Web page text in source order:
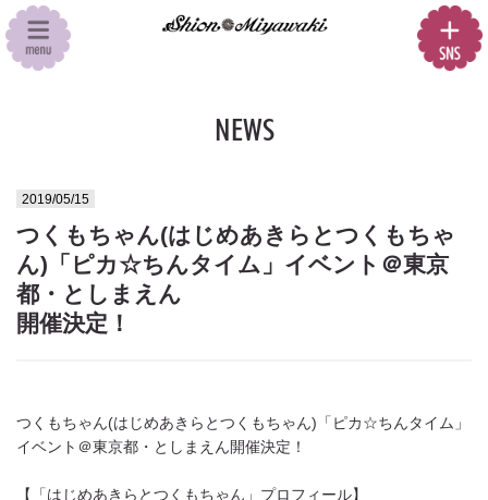
NEWS
2019/05/15
つくもちゃん(はじめあきらとつくもちゃ
ん)「ピカ☆ちんタイム」イベント＠東京
都・としまえん
開催決定！
つくもちゃん(はじめあきらとつくもちゃん)「ピカ☆ちんタイム」
イベント＠東京都・としまえん開催決定！
【「はじめあきらとつくもちゃん」プロフィール】